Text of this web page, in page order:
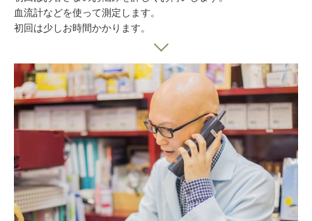
血流計などを使って測定します。
初回は少しお時間かかります。